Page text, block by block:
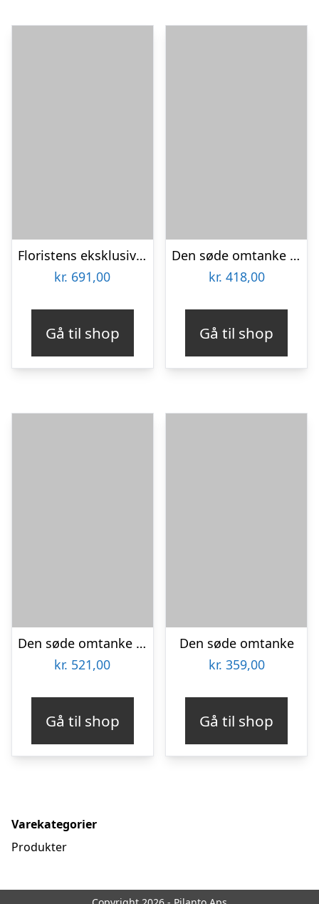
Floristens eksklusive buket med Gran Passione, Appassimento økologisk
kr. 691,00
Gå til shop
Den søde omtanke med marcipanhjerter
kr. 418,00
Gå til shop
Den søde omtanke med Zinfandel
kr. 521,00
Gå til shop
Den søde omtanke
kr. 359,00
Gå til shop
Varekategorier
Produkter